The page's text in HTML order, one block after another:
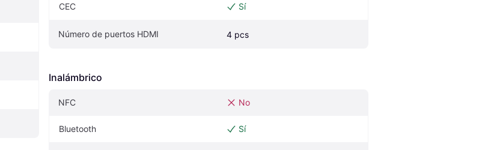
CEC Sí
Número de puertos HDMI 4 pcs
Inalámbrico
NFC No
Bluetooth Sí